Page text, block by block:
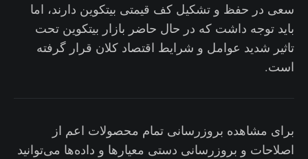
سعی در حفظ و تشکیل کف قیمتی بیتکوین دارند، اما
باید توجه داشت که در حال حاضر بازار بیتکوین تحت
تاثیر شدید عوامل و شرایط اقتصاد کلان قرار گرفته
است‌.
برای مشاهده بروزرسانی تمام محصولات اعم از
اصلاحات و بروزرسانی دستی معیارها و داده‌ها می‌توانید